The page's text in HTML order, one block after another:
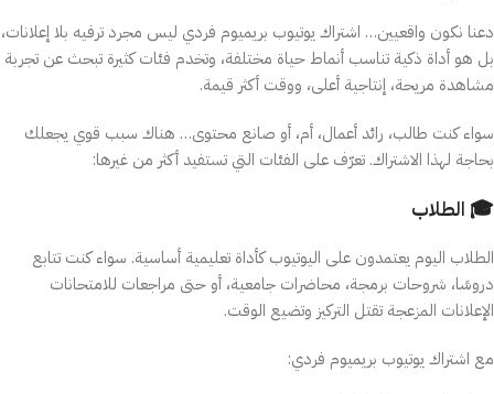
دعنا نكون واقعيين… اشتراك يوتيوب بريميوم فردي ليس مجرد ترفيه بلا إعلانات،
بل هو أداة ذكية تناسب أنماط حياة مختلفة، وتخدم فئات كثيرة تبحث عن تجربة
مشاهدة مريحة، إنتاجية أعلى، ووقت أكثر قيمة.
سواء كنت طالب، رائد أعمال، أم، أو صانع محتوى… هناك سبب قوي يجعلك
بحاجة لهذا الاشتراك. تعرّف على الفئات التي تستفيد أكثر من غيرها:
🎓 الطلاب
الطلاب اليوم يعتمدون على اليوتيوب كأداة تعليمية أساسية. سواء كنت تتابع
دروسًا، شروحات برمجة، محاضرات جامعية، أو حتى مراجعات للامتحانات
الإعلانات المزعجة تقتل التركيز وتضيع الوقت.
مع اشتراك يوتيوب بريميوم فردي: